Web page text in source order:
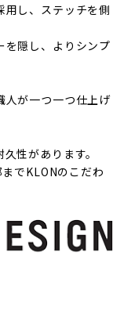
し、ステッチを側
を隠し、よりシンプ
人が一つ一つ仕上げ
性があります。
でKLONのこだわ